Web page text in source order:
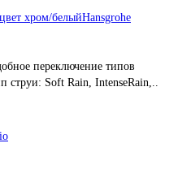
хром/белыйHansgrohe
переключение типов
струи: Soft Rain, IntenseRain,..